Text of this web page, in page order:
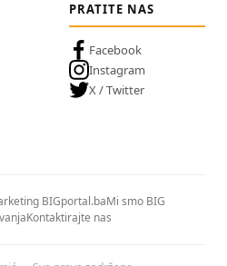
PRATITE NAS
Facebook
Instagram
X / Twitter
BIGportal.baMi smo BIG
Kontaktirajte nas